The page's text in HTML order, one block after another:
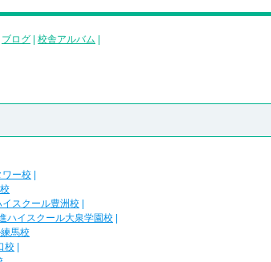
ブログ 校舎アルバム
ワー校
イスクール豊洲校
ハイスクール大泉学園校
馬校
校